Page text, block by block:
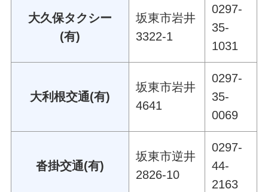
大久保タクシー
(有)
坂東市岩井
3322-1
0297-
35-
1031
大利根交通(有)
坂東市岩井
4641
0297-
35-
0069
沓掛交通(有)
坂東市逆井
2826-10
0297-
44-
2163